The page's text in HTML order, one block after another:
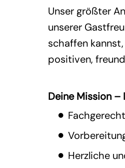
Unser größter
unserer
schaffen
positiven,
Deine Mission –
Herzliche